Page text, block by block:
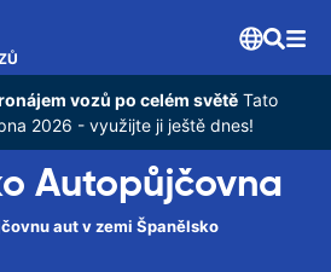
vozů po celém světě Tato
2026 - využijte ji ještě dnes!
Autopůjčovna
aut v zemi Španělsko